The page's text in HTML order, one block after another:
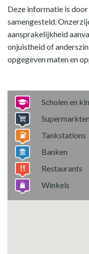
Deze informatie is
samengesteld.
aansprakelijkheid
onjuistheid of
opgegeven maten en
Scholen en
Supermarkten
Tankstations
Banken
Restaurants
Winkels